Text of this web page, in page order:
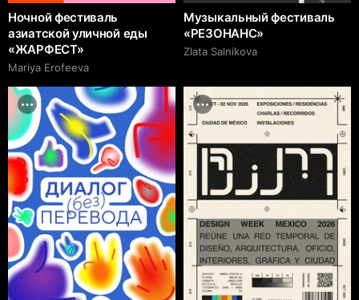
Ночной фестиваль
азиатской уличной еды
«ЖАРФЕСТ»
Mariya Erofeeva
Музыкальный фестиваль
«РЕЗОНАНС»
Zlata Salnikova